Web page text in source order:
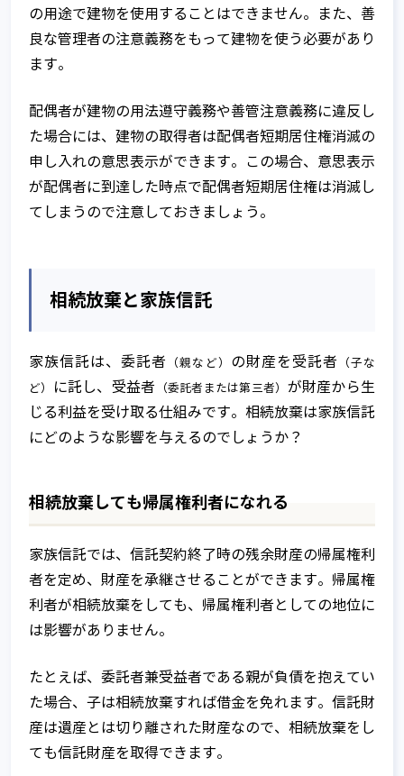
の用途で建物を使用することはできません。また、善
良な管理者の注意義務をもって建物を使う必要があり
ます。
配偶者が建物の用法遵守義務や善管注意義務に違反し
た場合には、建物の取得者は配偶者短期居住権消滅の
申し入れの意思表示ができます。この場合、意思表示
が配偶者に到達した時点で配偶者短期居住権は消滅し
てしまうので注意しておきましょう。
相続放棄と家族信託
家族信託は、委託者 （親など） の財産を受託者
（子な
ど）
に託し、受益者 （委託者または第三者） が財産から生
じる利益を受け取る仕組みです。相続放棄は家族信託
にどのような影響を与えるのでしょうか？
相続放棄しても帰属権利者になれる
家族信託では、信託契約終了時の残余財産の帰属権利
者を定め、財産を承継させることができます。帰属権
利者が相続放棄をしても、帰属権利者としての地位に
は影響がありません。
たとえば、委託者兼受益者である親が負債を抱えてい
た場合、子は相続放棄すれば借金を免れます。信託財
産は遺産とは切り離された財産なので、相続放棄をし
ても信託財産を取得できます。